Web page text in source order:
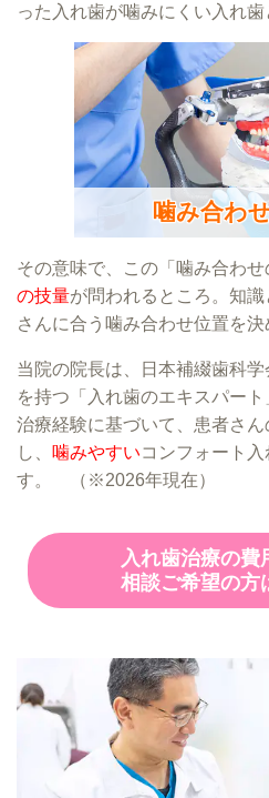
った入れ歯が噛みにくい入れ歯
噛み合わ
その意味で、この「噛み合わ
の技量が問われるところ。知
さんに合う噛み合わせ位置を決
当院の院長は、日本補綴歯科学
を持つ「入れ歯のエキスパート
治療経験に基づいて、患者さ
し、 噛みやすいコンフォート
す。 （ ※2026年現在）
入れ歯治療の費
相談ご希望の方